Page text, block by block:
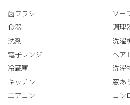
ティールによって大人でも楽しさと冒
必至です。
この別荘は、箱根の自然の中の隠れ家
箱根の美しさと、心地良い別荘生活の
さい。美しい自然景観と至福の時間、
根の贅沢な別荘体験"です。
歯ブラシ
ソー
食器
調理
洗剤
洗濯
電子レンジ
ヘア
冷蔵庫
洗濯
キッチン
窓あ
エアコン
コン